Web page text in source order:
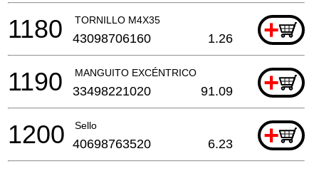
TORNILLO M4X35 +
1180 43098706160 1.26
MANGUITO EXCÉNTRICO +
1190 33498221020 91.09
Sello +
1200 40698763520 6.23